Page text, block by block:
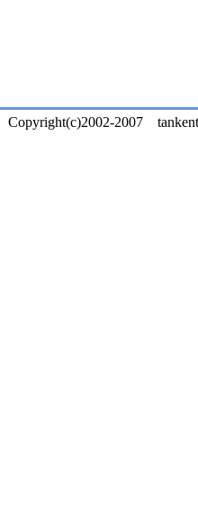
Copyright(c)2002-2007